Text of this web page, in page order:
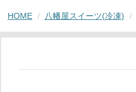
HOME 八幡屋スイーツ(冷凍)